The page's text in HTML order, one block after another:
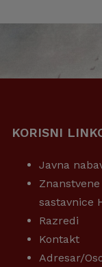
KORISNI
Javna
sastavnice
Razredi
Kontakt
Adresar/